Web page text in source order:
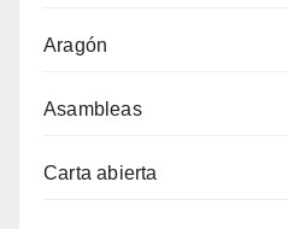
Aragón
Asambleas
Carta abierta